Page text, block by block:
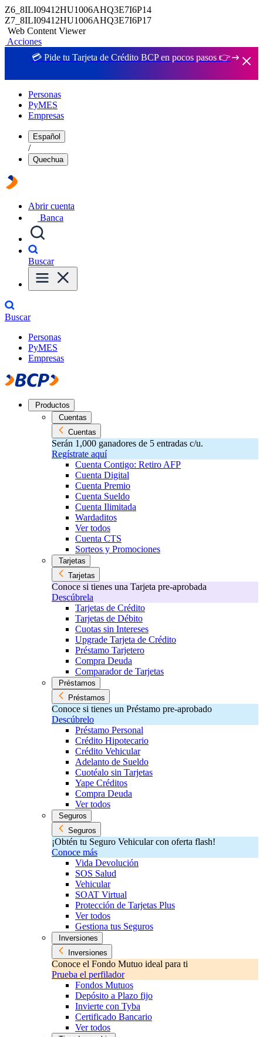
Z6_8ILI09412HU1006AHQ3E7I6P14
Z7_8ILI09412HU1006AHQ3E7I6P17
Web Content Viewer
Acciones
💳 Pide tu Tarjeta de Crédito BCP en pocos pasos 👉
Personas
PyMES
Empresas
Español
/
Quechua
Abrir cuenta
Banca
Buscar
Buscar
Personas
PyMES
Empresas
Productos
Cuentas
Cuentas
Serán 1,000 ganadores de 5 entradas c/u.
Regístrate aquí
Cuenta Contigo: Retiro AFP
Cuenta Digital
Cuenta Premio
Cuenta Sueldo
Cuenta Ilimitada
Wardaditos
Ver todos
Cuenta CTS
Sorteos y Promociones
Tarjetas
Tarjetas
Conoce si tienes una Tarjeta pre-aprobada
Descúbrela
Tarjetas de Crédito
Tarjetas de Débito
Cuotas sin Intereses
Upgrade Tarjeta de Crédito
Préstamo Tarjetero
Compra Deuda
Comparador de Tarjetas
Préstamos
Préstamos
Conoce si tienes un Préstamo pre-aprobado
Descúbrelo
Préstamo Personal
Crédito Hipotecario
Crédito Vehicular
Adelanto de Sueldo
Cuotéalo sin Tarjetas
Yape Créditos
Compra Deuda
Ver todos
Seguros
Seguros
¡Obtén tu Seguro Vehicular con oferta flash!
Conoce más
Vida Devolución
SOS Salud
Vehicular
SOAT Virtual
Protección de Tarjetas Plus
Ver todos
Gestiona tus Seguros
Inversiones
Inversiones
Conoce el Fondo Mutuo ideal para ti
Prueba el perfilador
Fondos Mutuos
Depósito a Plazo fijo
Invierte con Tyba
Certificado Bancario
Ver todos